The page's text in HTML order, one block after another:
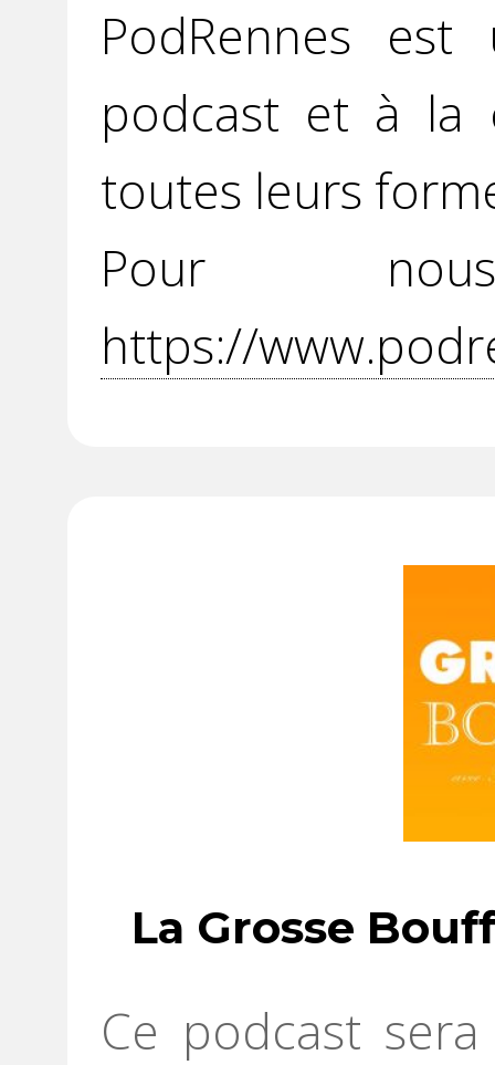
PodRennes
podcast et à la
toutes leurs
Pour
https://
La Grosse
Ce podcast